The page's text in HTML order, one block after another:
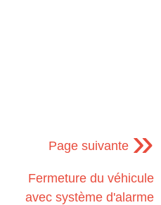
Page suivante »
Fermeture du véhicule
avec système d'alarme